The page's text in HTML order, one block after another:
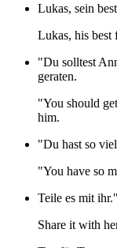
Lukas, sein
Lukas, his best
"Du solltest
geraten.
"You should
him.
"Du hast so
"You have so
Teile es mit ihr."
Share it with